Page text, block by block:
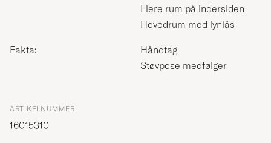
Flere rum på indersiden
Hovedrum med lynlås
Fakta:
Håndtag
Støvpose medfølger
ARTIKELNUMMER
16015310